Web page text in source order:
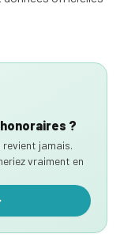
?
revient jamais.
vraiment en